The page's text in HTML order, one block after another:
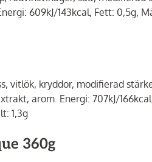
609kJ/143kcal, Fett: 0,5g,
vitlök, kryddor, modifierad
arom. Energi: 707kJ/
1,3g
360g